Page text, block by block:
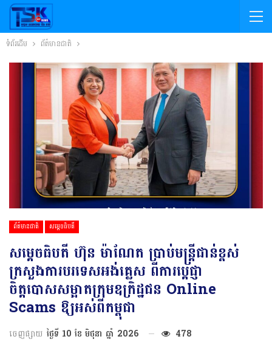
ទំព័រដើម ព័ត៌មានជាតិ
ព័ត៌មានជាតិ សម្តេចធិបតី
សម្តេចធិបតី ហ៊ុន ម៉ាណែត ប្រាប់មន្ត្រីជាន់ខ្ពស់
ក្រសួងការបរទេសអង់គ្លេស ពីការប្តេជ្ញា
ចិត្តបោសសម្អាតក្រុមឧក្រិដ្ឋជន Online
Scams ឱ្យអស់ពីកម្ពុជា
ចេញផ្សាយ ថ្ងៃទី 10 ខែ មិថុនា ឆ្នាំ 2026 478